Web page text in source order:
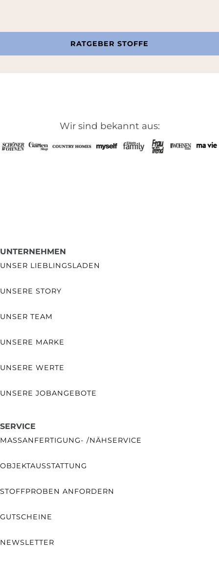
RATGEBER STOFFE
Wir sind bekannt aus:
UNTERNEHMEN
UNSER LIEBLINGSLADEN
UNSERE STORY
UNSER TEAM
UNSERE MARKE
UNSERE WERTE
UNSERE JOBANGEBOTE
SERVICE
MASSANFERTIGUNG- /NÄHSERVICE
OBJEKTAUSSTATTUNG
STOFFPROBEN ANFORDERN
GUTSCHEINE
NEWSLETTER